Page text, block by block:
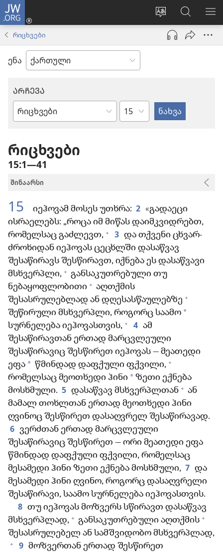
JW.ORG
ვებსაიტის
ენის
შეცვლა
შესვლა
(გაიხსნება
ახალი
ფანჯარა)
ძებნა
JW.ORG
რიცხვები
ენა
ᲐᲠᲩᲔᲕᲐ
ბიბლიის
თავი
რიცხვები
15:1—41
შინაარსი
15 იეჰოვამ მოსეს უთხრა: 2 «გადაეცი
ისრაელებს: „როცა იმ მიწას დაიმკვიდრებთ,
რომელსაც გაძლევთ, + 3 და თქვენი ცხვარ-
ძროხიდან იეჰოვას ცეცხლში დასაწვავ
შესაწირავს შესწირავთ, იქნება ეს დასაწვავი
მსხვერპლი, + განსაკუთრებული თუ
ნებაყოფლობითი + აღთქმის
შესასრულებლად ან დღესასწაულებზე +
შეწირული მსხვერპლი, როგორც საამო *
სურნელება იეჰოვასთვის, + 4 ამ
შესაწირავთან ერთად მარცვლეული
შესაწირავიც შესწირეთ იეჰოვას — მეათედი
ეფა * წმინდად დაფქული ფქვილი, +
რომელსაც მეოთხედი ჰინი * ზეთი ექნება
მოსხმული. 5 დასაწვავ მსხვერპლთან + ან
მამალ თოხლთან ერთად მეოთხედი ჰინი
ღვინოც შესწირეთ დასაღვრელ შესაწირავად.
6 ვერძთან ერთად მარცვლეული
შესაწირავიც შესწირეთ — ორი მეათედი ეფა
წმინდად დაფქული ფქვილი, რომელსაც
მესამედი ჰინი ზეთი ექნება მოსხმული, 7 და
მესამედი ჰინი ღვინო, როგორც დასაღვრელი
შესაწირავი, საამო სურნელება იეჰოვასთვის.
8 თუ იეჰოვას მოზვერს სწირავთ დასაწვავ
მსხვერპლად, + განსაკუთრებული აღთქმის +
შესასრულებელ ან სამშვიდობო მსხვერპლად,
+ 9 მოზვერთან ერთად შესწირეთ